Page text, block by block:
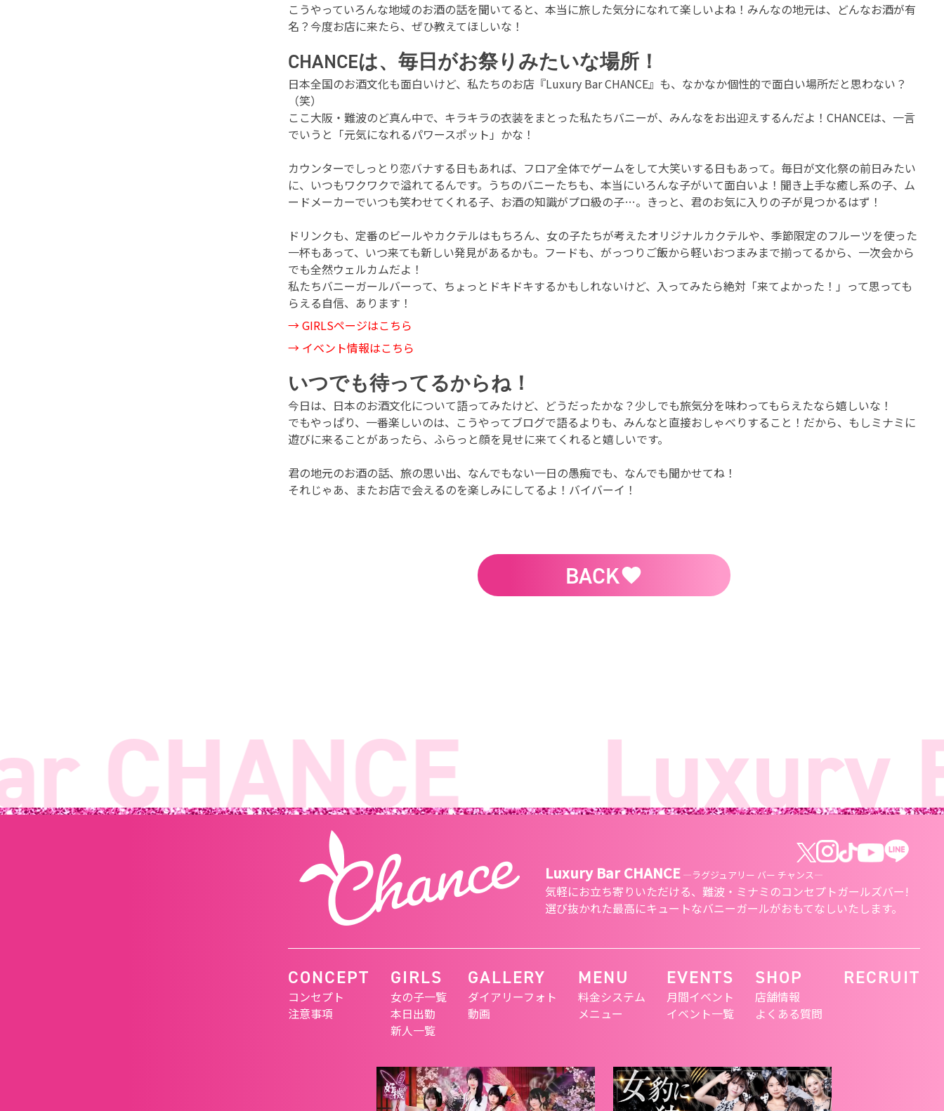
こうやっていろんな地域のお酒の話を聞いてると、本当に旅した気分になれて楽しいよね！みんなの地元は、どんなお酒が有
名？今度お店に来たら、ぜひ教えてほしいな！
CHANCEは、毎日がお祭りみたいな場所！
日本全国のお酒文化も面白いけど、私たちのお店『Luxury Bar CHANCE』も、なかなか個性的で面白い場所だと思わない？
（笑）
ここ大阪・難波のど真ん中で、キラキラの衣装をまとった私たちバニーが、みんなをお出迎えするんだよ！CHANCEは、一言
でいうと「元気になれるパワースポット」かな！
カウンターでしっとり恋バナする日もあれば、フロア全体でゲームをして大笑いする日もあって。毎日が文化祭の前日みたい
に、いつもワクワクで溢れてるんです。うちのバニーたちも、本当にいろんな子がいて面白いよ！聞き上手な癒し系の子、ム
ードメーカーでいつも笑わせてくれる子、お酒の知識がプロ級の子…。きっと、君のお気に入りの子が見つかるはず！
ドリンクも、定番のビールやカクテルはもちろん、女の子たちが考えたオリジナルカクテルや、季節限定のフルーツを使った
一杯もあって、いつ来ても新しい発見があるかも。フードも、がっつりご飯から軽いおつまみまで揃ってるから、一次会から
でも全然ウェルカムだよ！
私たちバニーガールバーって、ちょっとドキドキするかもしれないけど、入ってみたら絶対「来てよかった！」って思っても
らえる自信、あります！
→GIRLSページはこちら
→ イベント情報はこちら
いつでも待ってるからね！
今日は、日本のお酒文化について語ってみたけど、どうだったかな？少しでも旅気分を味わってもらえたなら嬉しいな！
でもやっぱり、一番楽しいのは、こうやってブログで語るよりも、みんなと直接おしゃべりすること！だから、もしミナミに
遊びに来ることがあったら、ふらっと顔を見せに来てくれると嬉しいです。
君の地元のお酒の話、旅の思い出、なんでもない一日の愚痴でも、なんでも聞かせてね！
それじゃあ、またお店で会えるのを楽しみにしてるよ！バイバーイ！
BACK
Luxury
Luxury Bar CHANCE ―ラグジュアリー バー チャンス―
気軽にお立ち寄りいただける、 難波・ミナミのコンセプトガールズバー!
選び抜かれた最高にキュートなバニーガールがおもてなしいたします。
CONCEPT
コンセプト
注意事項
GIRLS
女の子一覧
本日出勤
新人一覧
GALLERY
ダイアリーフォト
動画
MENU
料金システム
メニュー
EVENTS
月間イベント
イベント一覧
SHOP
店舗情報
よくある質問
RECRUIT